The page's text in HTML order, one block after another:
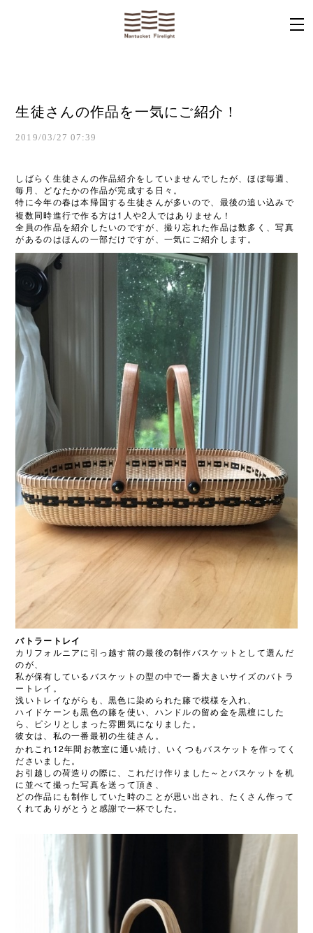
生徒さんの作品を一気にご紹介！
2019/03/27 07:39
しばらく生徒さんの作品紹介をしていませんでしたが、ほぼ毎週、
毎月、どなたかの作品が完成する日々。
特に今年の春は本帰国する生徒さんが多いので、最後の追い込みで
複数同時進行で作る方は 1 人や2 人ではありません！
全員の作品を紹介したいのですが、撮り忘れた作品は数多く、写真
があるのはほんの一部だけですが、一気にご紹介します。
バトラートレイ
カリフォルニアに引っ越す前の最後の制作バスケットとして選んだ
のが、
私が保有しているバスケットの型の中で一番大きいサイズのバトラ
ートレイ。
浅いトレイながらも、黒色に染められた籐で模様を入れ、
ハイドケーンも黒色の籐を使い、ハンドルの留め金を黒檀にした
ら、ピシリとしまった雰囲気になりました。
彼女は、私の一番最初の生徒さん。
かれこれ 12年間お教室に通い続け、いくつもバスケットを作ってく
ださいました。
お引越しの荷造りの際に、これだけ作りました～とバスケットを机
に並べて撮った写真を送って頂き、
どの作品にも制作していた時のことが思い出され、たくさん作って
くれてありがとうと感謝で一杯でした。